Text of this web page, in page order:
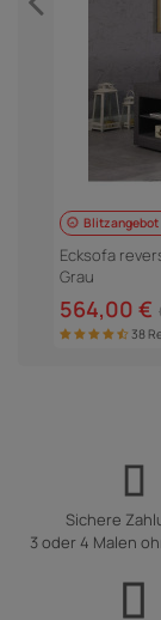
Blitzangebot
Ecksofa
Grau
564,00 €
38
Sichere
3 oder 4 Malen